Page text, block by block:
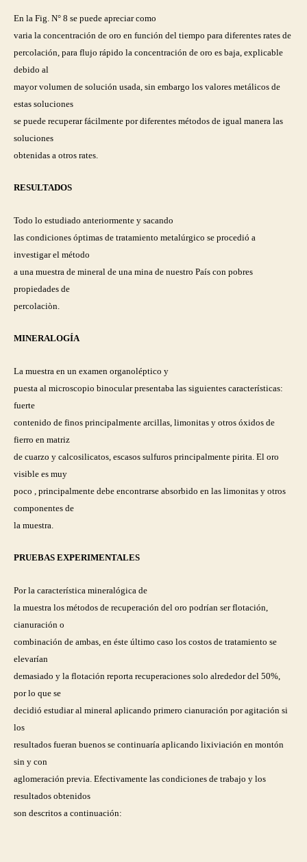
En la Fig. N° 8 se puede apreciar como
varia la concentración de oro en función del tiempo para diferentes rates de
percolación, para flujo rápido la concentración de oro es baja, explicable
debido al
mayor volumen de solución usada, sin embargo los valores metálicos de
estas soluciones
se puede recuperar fácilmente por diferentes métodos de igual manera las
soluciones
obtenidas a otros rates.
RESULTADOS
Todo lo estudiado anteriormente y sacando
las condiciones óptimas de tratamiento metalúrgico se procedió a
investigar el método
a una muestra de mineral de una mina de nuestro País con pobres
propiedades de
percolaciòn.
MINERALOGÍA
La muestra en un examen organoléptico y
puesta al microscopio binocular presentaba las siguientes características:
fuerte
contenido de finos principalmente arcillas, limonitas y otros óxidos de
fierro en matriz
de cuarzo y calcosilicatos, escasos sulfuros principalmente pirita. El oro
visible es muy
poco , principalmente debe encontrarse absorbido en las limonitas y otros
componentes de
la muestra.
PRUEBAS EXPERIMENTALES
Por la característica mineralógica de
la muestra los métodos de recuperación del oro podrían ser flotación,
cianuración o
combinación de ambas, en éste último caso los costos de tratamiento se
elevarían
demasiado y la flotación reporta recuperaciones solo alrededor del 50%,
por lo que se
decidió estudiar al mineral aplicando primero cianuración por agitación si
los
resultados fueran buenos se continuaría aplicando lixiviación en montón
sin y con
aglomeración previa. Efectivamente las condiciones de trabajo y los
resultados obtenidos
son descritos a continuación: